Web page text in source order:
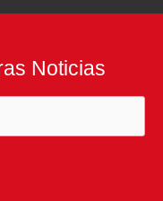
Noticias